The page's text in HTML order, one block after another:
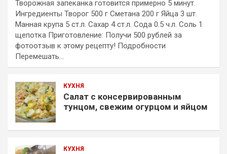
Творожная запеканка готовится примерно 5 минут.
Ингредиенты Творог 500 г Сметана 200 г Яйца 3 шт.
Манная крупа 5 ст.л. Сахар 4 ст.л. Сода 0.5 ч.л. Соль 1
щепотка Приготовление: Получи 500 рублей за
фотоотзыв к этому рецепту! Подробности
Перемешать…
КУХНЯ
Салат с консервированным
тунцом, свежим огурцом и яйцом
КУХНЯ